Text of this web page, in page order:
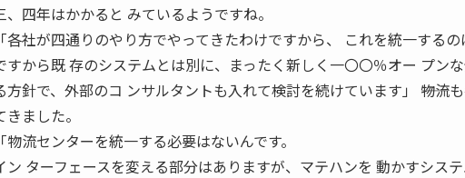
、四年はかかると みているようですね。
「各社が四通りのやり方でやってきたわけですから、 これを統一するの
すから既 存のシステムとは別に、まったく新しく一〇〇％オー プン
方針で、外部のコ ンサルタントも入れて検討を続けています」 ――物流
きました。
「物流センターを統一する必要はないんです。
ン ターフェースを変える部分はありますが、マテハンを 動かすシス